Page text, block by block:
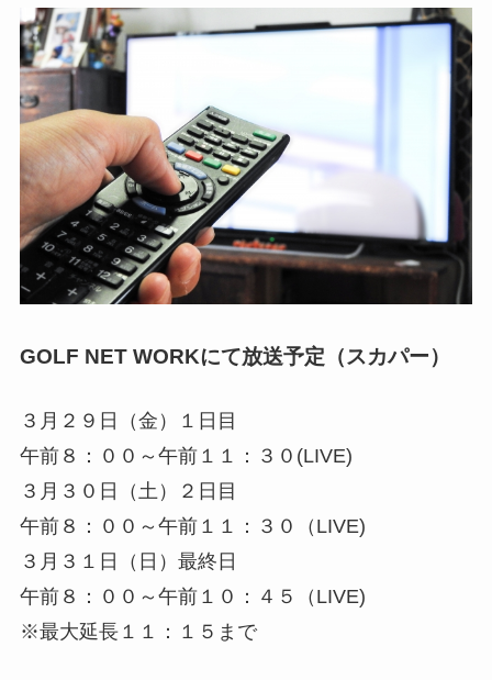
GOLF NET WORKにて放送予定（スカパー）
３月２９日（金）１日目
午前８：００～午前１１：３０ (LIVE)
３月３０日（土）２日目
午前８：００～午前１１：３０
（LIVE)
３月３１日（日）最終日
午前８：００～午前１０：４５
（LIVE)
※最大延長１１：１５まで